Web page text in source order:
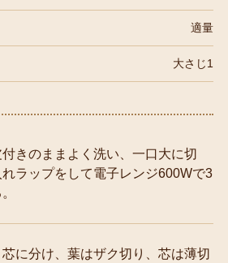
適量
大さじ1
きのままよく洗い、一口大に切
ラップをして電子レンジ600Wで3
に分け、葉はザク切り、芯は薄切